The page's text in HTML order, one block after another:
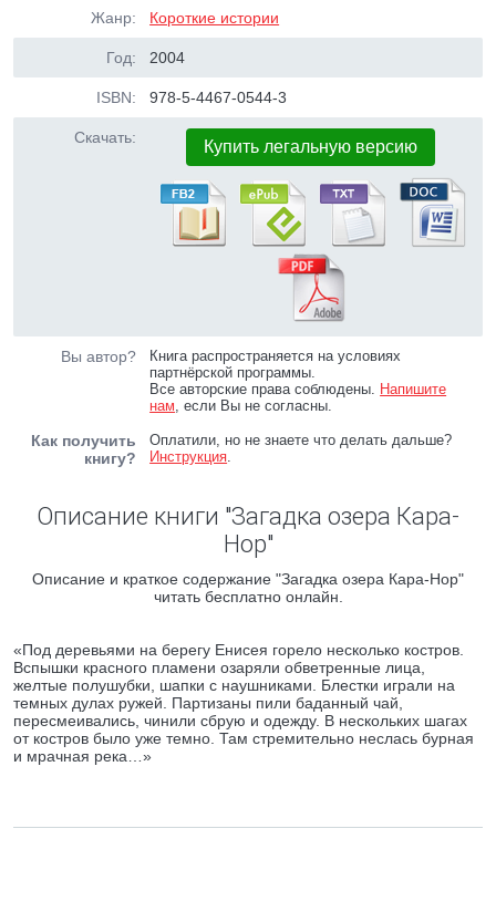
Жанр: Короткие истории
Год: 2004
ISBN: 978-5-4467-0544-3
Скачать: Купить легальную версию
Вы автор?
Книга распространяется на условиях
партнёрской программы.
Все авторские права соблюдены. Напишите
нам, если Вы не согласны.
Как получить
книгу?
Оплатили, но не знаете что делать дальше?
Инструкция.
Описание книги "Загадка озера Кара-
Нор"
Описание и краткое содержание "Загадка озера Кара-Нор"
читать бесплатно онлайн.
«Под деревьями на берегу Енисея горело несколько костров.
Вспышки красного пламени озаряли обветренные лица,
желтые полушубки, шапки с наушниками. Блестки играли на
темных дулах ружей. Партизаны пили баданный чай,
пересмеивались, чинили сбрую и одежду. В нескольких шагах
от костров было уже темно. Там стремительно неслась бурная
и мрачная река…»